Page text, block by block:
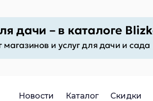
Новости Каталог Скидки